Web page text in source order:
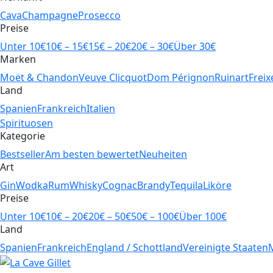
CavaChampagneProsecco
Preise
Unter 10€10€ – 15€15€ – 20€20€ – 30€Über 30€
Marken
Moët & ChandonVeuve ClicquotDom PérignonRuinart
Land
SpanienFrankreichItalien
Spirituosen
Kategorie
BestsellerAm besten bewertetNeuheiten
Art
GinWodkaRumWhiskyCognacBrandyTequilaLiköre
Preise
Unter 10€10€ – 20€20€ – 50€50€ – 100€Über 100€
Land
SpanienFrankreichEngland / SchottlandVereinigte Staaten